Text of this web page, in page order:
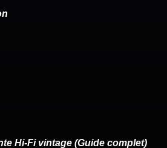
Hi-Fi vintage (Guide complet)